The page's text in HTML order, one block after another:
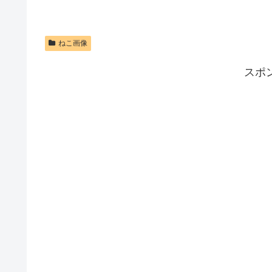
ねこ画像
スポ